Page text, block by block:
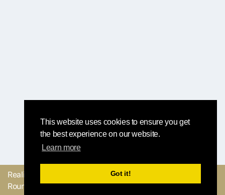
This website uses cookies to ensure you get
the best experience on our website.
Learn more
Got it!
Realizzato con
Round Robin team
feedback o facci sapere